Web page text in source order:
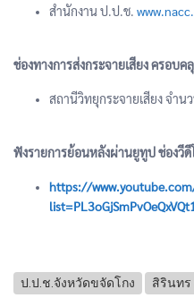
สำนักงาน ป.ป.ช.
ช่องทางการส่งกระจายเสียง ครอบ
สถานีวิทยุกระจายเสียง จำน
ฟังรายการย้อนหลังผ่านยูทูป ช่องวีดี
https://
ป.ป.ช.จังหวัดขจัดโกง สิรินทร